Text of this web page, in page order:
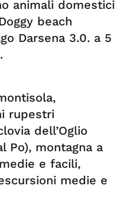
animali domestici
beach
Darsena 3.0. a 5
rupestri
dell’Oglio
Po), montagna a
e facili,
medie e